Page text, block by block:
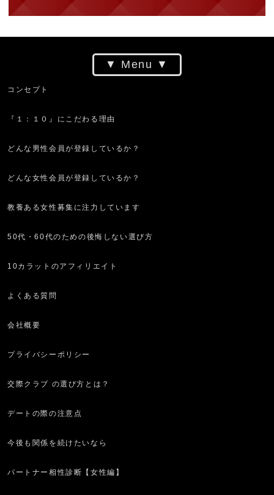
Menu
コンセプト
『１：１０』にこだわる理由
どんな男性会員が登録しているか？
どんな女性会員が登録しているか？
教養ある女性募集に注力しています
50代・60代のための後悔しない選び方
10カラットのアフィリエイト
よくある質問
会社概要
プライバシーポリシー
交際クラブ の選び方とは？
デートの際の注意点
今後も関係を続けたいなら
パートナー相性診断【女性編】